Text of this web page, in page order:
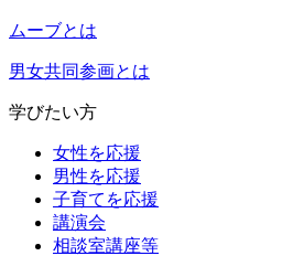
ムーブとは
男女共同参画とは
学びたい方
女性を応援
男性を応援
子育てを応援
講演会
相談室講座等